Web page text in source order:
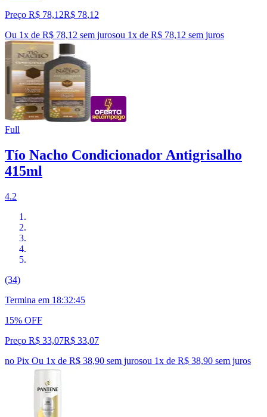
Preço R$ 78,12R$ 78,12
Ou 1x de R$ 78,12 sem jurosou 1x de R$ 78,12 sem juros
Full
Tío Nacho Condicionador Antigrisalho
415ml
4.2
(34)
Termina em 18:32:44
15% OFF
Preço R$ 33,07R$ 33,07
no Pix Ou 1x de R$ 38,90 sem jurosou 1x de R$ 38,90 sem juros